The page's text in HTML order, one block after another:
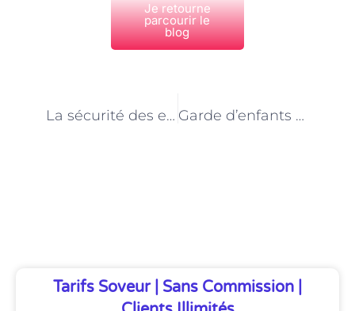
Je retourne
parcourir le
blog
La sécurité des enfants : un aspect primordial pour les gardes d’enfants à domicile à Paris Garde d’enfants à domicile à Paris : quelles sont les obligations légales ?
Tarifs Soveur | Sans Commission |